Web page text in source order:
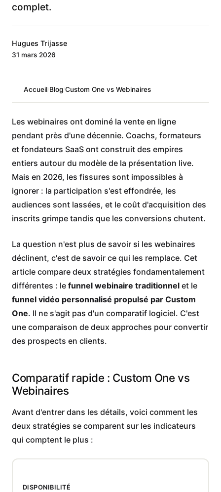
complet.
Hugues Trijasse
31 mars 2026
Accueil/Blog/Custom One vs Webinaires
Les webinaires ont dominé la vente en ligne
pendant près d'une décennie. Coachs, formateurs
et fondateurs SaaS ont construit des empires
entiers autour du modèle de la présentation live.
Mais en 2026, les fissures sont impossibles à
ignorer : la participation s'est effondrée, les
audiences sont lassées, et le coût d'acquisition des
inscrits grimpe tandis que les conversions chutent.
La question n'est plus de savoir si les webinaires
déclinent, c'est de savoir ce qui les remplace. Cet
article compare deux stratégies fondamentalement
différentes : le funnel webinaire traditionnel et le
funnel vidéo personnalisé propulsé par Custom
One. Il ne s'agit pas d'un comparatif logiciel. C'est
une comparaison de deux approches pour convertir
des prospects en clients.
Comparatif rapide : Custom One vs
Webinaires
Avant d'entrer dans les détails, voici comment les
deux stratégies se comparent sur les indicateurs
qui comptent le plus :
DISPONIBILITÉ